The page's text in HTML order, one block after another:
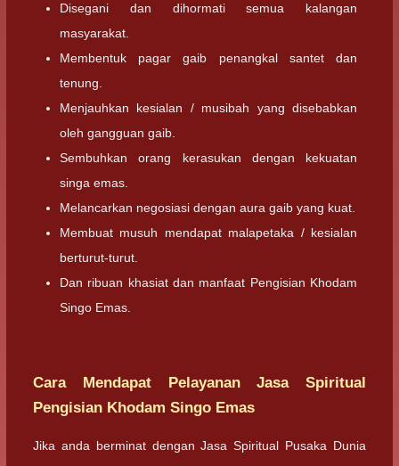
Disegani dan dihormati semua kalangan
masyarakat.
Membentuk pagar gaib penangkal santet dan
tenung.
Menjauhkan kesialan / musibah yang disebabkan
oleh gangguan gaib.
Sembuhkan orang kerasukan dengan kekuatan
singa emas.
Melancarkan negosiasi dengan aura gaib yang kuat.
Membuat musuh mendapat malapetaka / kesialan
berturut-turut.
Dan ribuan khasiat dan manfaat Pengisian Khodam
Singo Emas.
Cara Mendapat Pelayanan Jasa Spiritual
Pengisian Khodam Singo Emas
Jika anda berminat dengan Jasa Spiritual Pusaka Dunia